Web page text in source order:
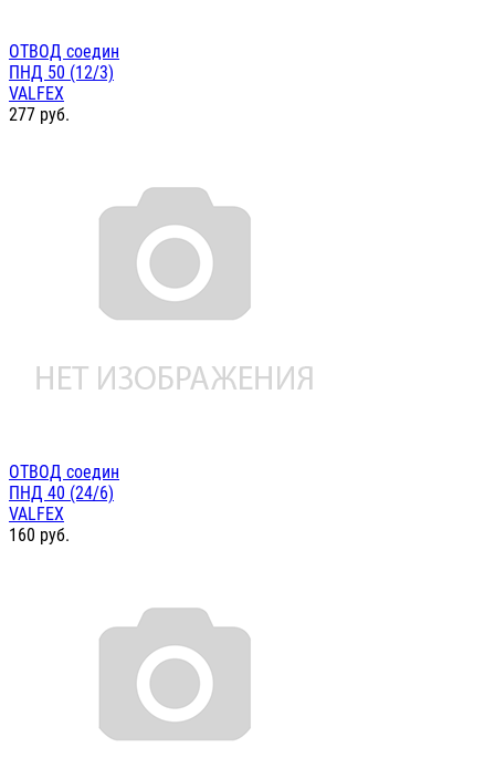
ОТВОД соедин
ПНД 50 (12/3)
VALFEX
277 руб.
ОТВОД соедин
ПНД 40 (24/6)
VALFEX
160 руб.